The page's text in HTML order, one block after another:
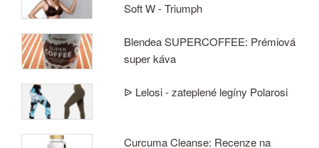
Soft W - Triumph
Blendea SUPERCOFFEE: Prémiová
super káva
ᐉ Lelosi - zateplené legíny Polarosi
Curcuma Cleanse: Recenze na